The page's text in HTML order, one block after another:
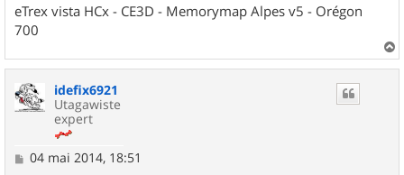
eTrex vista HCx - CE3D - Memorymap Alpes v5 - Orégon
700
a
idefix6921
Utagawiste
expert
M
04 mai 2014, 18:51